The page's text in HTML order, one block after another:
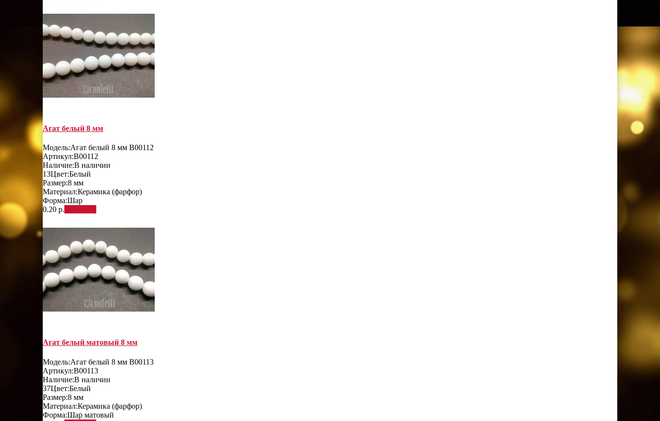
Агат белый 8 мм
Модель:Агат белый 8 мм B00112
Артикул:B00112
Наличие:В наличии
13Цвет:Белый
Размер:8 мм
Материал:Керамика (фарфор)
Форма:Шар
0.20 р.
Агат белый матовый 8 мм
Модель:Агат белый 8 мм B00113
Артикул:B00113
Наличие:В наличии
37Цвет:Белый
Размер:8 мм
Материал:Керамика (фарфор)
Форма:Шар матовый